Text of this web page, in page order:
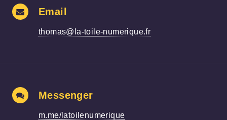
Email
thomas@la-toile-numerique.fr
Messenger
m.me/latoilenumerique